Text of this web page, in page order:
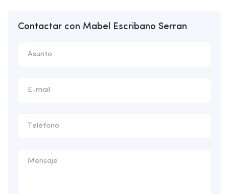
Contactar con Mabel Escribano Serran